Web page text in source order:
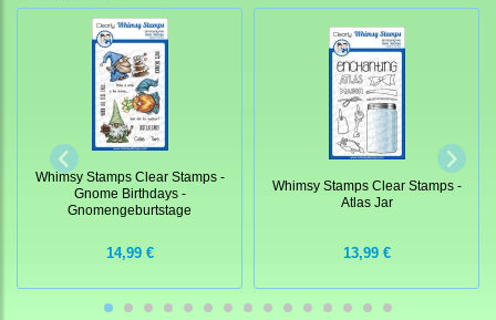
Whimsy Stamps Clear Stamps -
Gnome Birthdays -
Gnomengeburtstage
14,99 €
Whimsy Stamps Clear Stamps -
Atlas Jar
13,99 €